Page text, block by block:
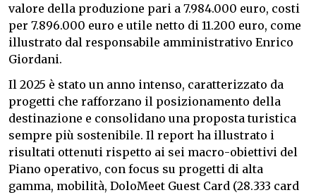
valore della produzione pari a 7.984.000 euro, costi
per 7.896.000 euro e utile netto di 11.200 euro, come
illustrato dal responsabile amministrativo Enrico
Giordani.
Il 2025 è stato un anno intenso, caratterizzato da
progetti che rafforzano il posizionamento della
destinazione e consolidano una proposta turistica
sempre più sostenibile. Il report ha illustrato i
risultati ottenuti rispetto ai sei macro-obiettivi del
Piano operativo, con focus su progetti di alta
gamma, mobilità, DoloMeet Guest Card (28.333 card